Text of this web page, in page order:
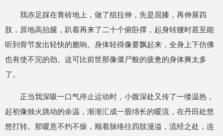
我赤足踩在青砖地上，做了组拉伸，先是屈膝，再伸展四
肢，原地高抬腿，趴着再来了二十个俯卧撑，起身转腰时甚至能
听到骨节发出轻快的脆响。身体轻得像要飘起来，全身上下仿佛
也有使不完的劲。这可比前世那像僵尸般的疲惫的身体爽太多
了。
正当我深吸一口气停止运动时，小腹深处又传了一缕温热，
起初像烛火跳动的余温，渐渐汇成一股绵长的暖流，在丹田处悠
悠打转。那暖意不灼不燥，顺着脉络往四肢漫溢，流经之处，连